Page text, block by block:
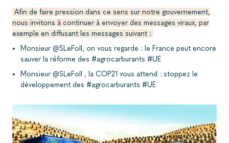
Afin de faire pression dans ce sens sur notre gouvernement,
nous invitons à continuer à envoyer des messages viraux, par
exemple en diffusant les messages suivant :
Monsieur @SLeFoll, on vous regarde : le France peut encore
sauver la réforme des #agrocarburants #UE
Monsieur @SLeFoll , la COP21 vous attend : stoppez le
développement des #agrocarburants #UE